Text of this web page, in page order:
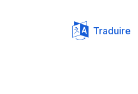
Traduire